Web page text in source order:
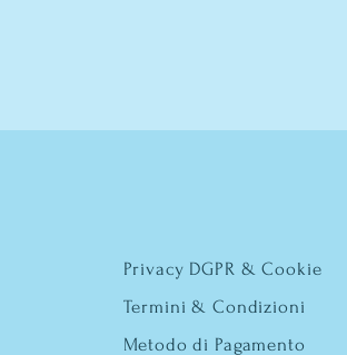
Privacy DGPR & Cookie
Termini & Condizioni
Metodo di Pagamento